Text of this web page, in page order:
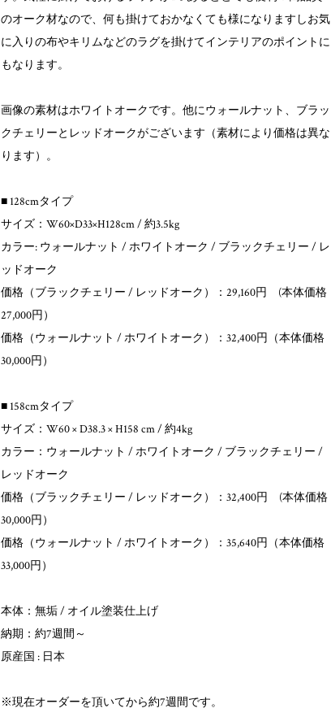
のオーク材なので、何も掛けておかなくても様になりますしお気
に入りの布やキリムなどのラグを掛けてインテリアのポイントに
もなります。
画像の素材はホワイトオークです。他にウォールナット、ブラッ
クチェリーとレッドオークがございます（素材により価格は異な
ります）。
■ 128cmタイプ
サイズ：W60×D33×H128cm / 約3.5kg
カラー: ウォールナット / ホワイトオーク / ブラックチェリー / レ
ッドオーク
価格（ブラックチェリー / レッドオーク）：29,160円 (本体価格
27,000円）
価格（ウォールナット / ホワイトオーク）：32,400円（本体価格
30,000円）
■ 158cmタイプ
サイズ：W60 × D38.3 × H158 cm / 約4kg
カラー：ウォールナット / ホワイトオーク / ブラックチェリー /
レッドオーク
価格（ブラックチェリー / レッドオーク）：32,400円 (本体価格
30,000円）
価格（ウォールナット / ホワイトオーク）：35,640円（本体価格
33,000円）
本体：無垢 / オイル塗装仕上げ
納期：約7週間～
原産国 : 日本
※現在オーダーを頂いてから約7週間です。